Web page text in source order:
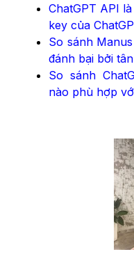
ChatGPT API
key của
So sánh
đánh bại bởi
So sánh
nào phù hợp